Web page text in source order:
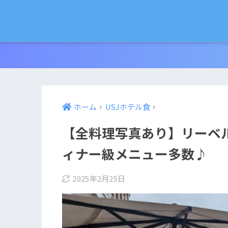
ホーム USJホテル食
【全料理写真あり】リー
ィナー級メニュー多数♪
2025年2月25日